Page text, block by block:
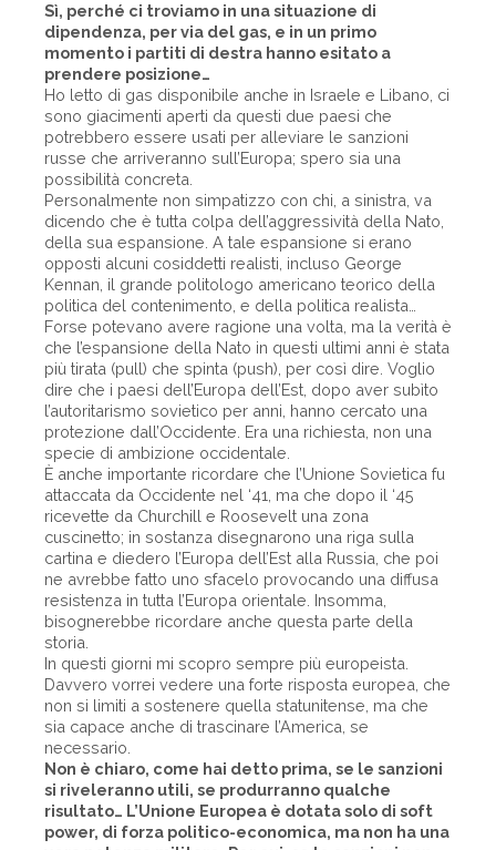
Sì, perché ci troviamo in una situazione di
dipendenza, per via del gas, e in un primo
momento i partiti di destra hanno esitato a
prendere posizione…
Ho letto di gas disponibile anche in Israele e Libano, ci
sono giacimenti aperti da questi due paesi che
potrebbero essere usati per alleviare le sanzioni
russe che arriveranno sull’Europa; spero sia una
possibilità concreta.
Personalmente non simpatizzo con chi, a sinistra, va
dicendo che è tutta colpa dell’aggressività della Nato,
della sua espansione. A tale espansione si erano
opposti alcuni cosiddetti realisti, incluso George
Kennan, il grande politologo americano teorico della
politica del contenimento, e della politica realista…
Forse potevano avere ragione una volta, ma la verità è
che l’espansione della Nato in questi ultimi anni è stata
più tirata (pull) che spinta (push), per così dire. Voglio
dire che i paesi dell’Europa dell’Est, dopo aver subìto
l’autoritarismo sovietico per anni, hanno cercato una
protezione dall’Occidente. Era una richiesta, non una
specie di ambizione occidentale.
È anche importante ricordare che l’Unione Sovietica fu
attaccata da Occidente nel ‘41, ma che dopo il ‘45
ricevette da Churchill e Roosevelt una zona
cuscinetto; in sostanza disegnarono una riga sulla
cartina e diedero l’Europa dell’Est alla Russia, che poi
ne avrebbe fatto uno sfacelo provocando una diffusa
resistenza in tutta l’Europa orientale. Insomma,
bisognerebbe ricordare anche questa parte della
storia.
In questi giorni mi scopro sempre più europeista.
Davvero vorrei vedere una forte risposta europea, che
non si limiti a sostenere quella statunitense, ma che
sia capace anche di trascinare l’America, se
necessario.
Non è chiaro, come hai detto prima, se le sanzioni
si riveleranno utili, se produrranno qualche
risultato… L’Unione Europea è dotata solo di soft
power, di forza politico-economica, ma non ha una